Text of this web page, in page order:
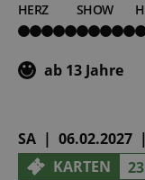
HERZ
5
von
SHOW
5
von
5
ab 13 Jahre
SA | 06.02.2027
KARTEN